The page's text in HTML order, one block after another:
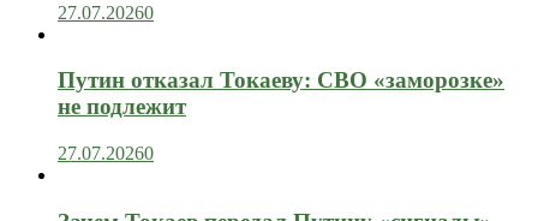
27.07.20260
Путин отказал Токаеву: СВО «заморозке»
не подлежит
27.07.20260